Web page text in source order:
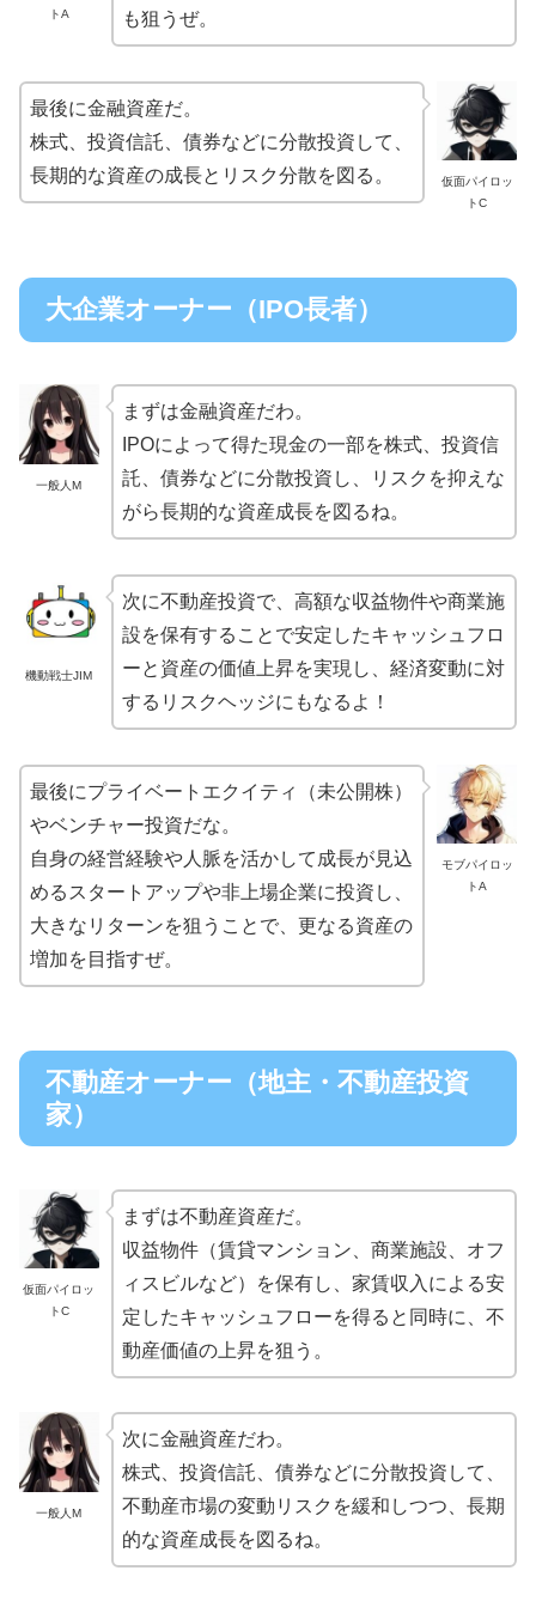
トA
も狙うぜ。
仮面パイロッ
トC
最後に金融資産だ。
株式、投資信託、債券などに分散投資して、
長期的な資産の成長とリスク分散を図る。
大企業オーナー（IPO長者）
一般人M
まずは金融資産だわ。
IPOによって得た現金の一部を株式、投資信
託、債券などに分散投資し、リスクを抑えな
がら長期的な資産成長を図るね。
機動戦士JIM
次に不動産投資で、高額な収益物件や商業施
設を保有することで安定したキャッシュフロ
ーと資産の価値上昇を実現し、経済変動に対
するリスクヘッジにもなるよ！
モブパイロッ
トA
最後にプライベートエクイティ（未公開株）
やベンチャー投資だな。
自身の経営経験や人脈を活かして成長が見込
めるスタートアップや非上場企業に投資し、
大きなリターンを狙うことで、更なる資産の
増加を目指すぜ。
不動産オーナー（地主・不動産投資
家）
仮面パイロッ
トC
まずは不動産資産だ。
収益物件（賃貸マンション、商業施設、オフ
ィスビルなど）を保有し、家賃収入による安
定したキャッシュフローを得ると同時に、不
動産価値の上昇を狙う。
一般人M
次に金融資産だわ。
株式、投資信託、債券などに分散投資して、
不動産市場の変動リスクを緩和しつつ、長期
的な資産成長を図るね。